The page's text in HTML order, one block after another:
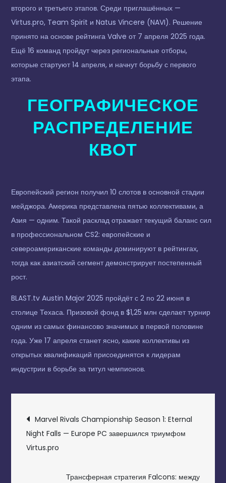
второго и третьего этапов. Среди приглашённых —
Virtus.pro, Team Spirit и Natus Vincere (NAVI). Решение
принято на основе рейтинга Valve от 7 апреля 2025 года.
Ещё 16 команд пройдут через региональные отборы,
которые стартуют 14 апреля, и начнут борьбу с первого
этапа.
ГЕОГРАФИЧЕСКОЕ
РАСПРЕДЕЛЕНИЕ
КВОТ
Европейский регион получил 10 слотов в основной стадии
мейджора. Америка представлена пятью коллективами, а
Азия — одним. Такой расклад отражает текущий баланс сил
в профессиональном CS2: европейские и
североамериканские команды доминируют в рейтингах,
тогда как азиатский сегмент демонстрирует постепенный
рост.
BLAST.tv Austin Major 2025 пройдёт с 2 по 22 июня в
столице Техаса. Призовой фонд в $1,25 млн сделает турнир
одним из самых финансово значимых в первой половине
года. Уже 17 апреля станет ясно, какие коллективы из
открытых квалификаций присоединятся к лидерам
индустрии в борьбе за титул чемпионов.
НАВИГАЦИЯ
ПО
ЗАПИСЯМ
Marvel Rivals Championship Season 1: Eternal
Night Falls — Europe PC завершился триумфом
Virtus.pro
Трансферная стратегия Falcons: между